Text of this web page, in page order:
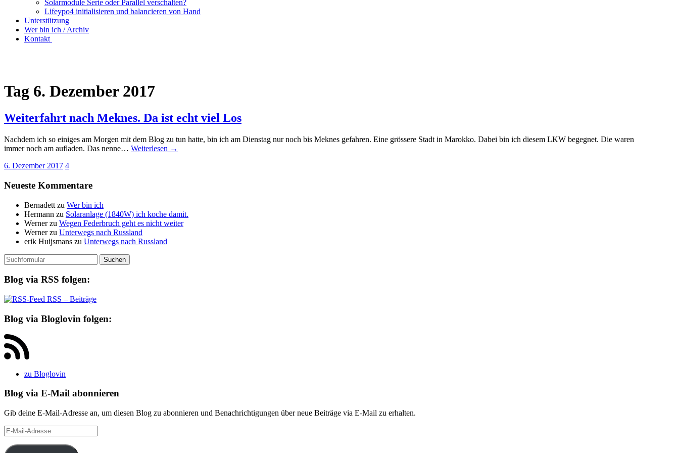
Solarmodule Serie oder Parallel verschalten?
Lifeypo4 initialisieren und balancieren von Hand
Unterstützung
Wer bin ich / Archiv
Kontakt
Tag 6. Dezember 2017
Weiterfahrt nach Meknes. Da ist echt viel Los
Nachdem ich so einiges am Morgen mit dem Blog zu tun hatte, bin ich am Dienstag nur noch bis Meknes gefahren. Eine grössere Stadt in Marokko. Dabei bin ich diesem LKW begegnet. Die waren
immer noch am aufladen. Das nenne… Weiterlesen →
6. Dezember 2017 4
Neueste Kommentare
Bernadett zu Wer bin ich
Hermann zu Solaranlage (1840W) ich koche damit.
Wernerzu Wegen Federbruch geht es nicht weiter
Wernerzu Unterwegs nach Russland
erik Huijsmans zu Unterwegs nach Russland
Suchen
nach:
Blog via RSS folgen:
RSS – Beiträge
Blog via Bloglovin folgen:
zu Bloglovin
Blog via E-Mail abonnieren
Gib deine E-Mail-Adresse an, um diesen Blog zu abonnieren und Benachrichtigungen über neue Beiträge via E-Mail zu erhalten.
E-
Mail-
Adresse